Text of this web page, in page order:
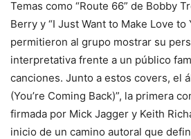
Temas como “Route 66” de Bobby
Berry y “I Just Want to Make Love to
permitieron al grupo mostrar su
interpretativa frente a un público
canciones. Junto a estos covers, el
(You’re Coming Back)”, la primera
firmada por Mick Jagger y Keith
inicio de un camino autoral que